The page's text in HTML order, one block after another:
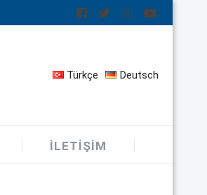
Türkçe Deutsch
İLETIŞIM